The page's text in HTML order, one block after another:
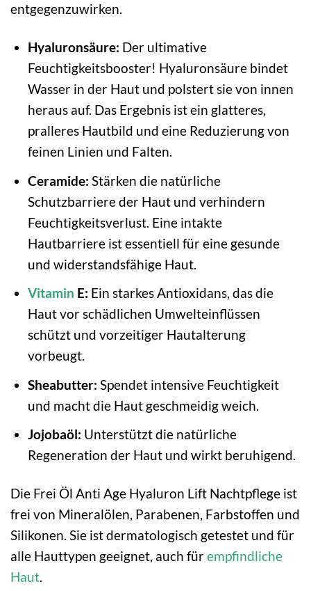
entgegenzuwirken.
Hyaluronsäure: Der ultimative
Feuchtigkeitsbooster! Hyaluronsäure bindet
Wasser in der Haut und polstert sie von innen
heraus auf. Das Ergebnis ist ein glatteres,
pralleres Hautbild und eine Reduzierung von
feinen Linien und Falten.
Ceramide: Stärken die natürliche
Schutzbarriere der Haut und verhindern
Feuchtigkeitsverlust. Eine intakte
Hautbarriere ist essentiell für eine gesunde
und widerstandsfähige Haut.
Vitamin E: Ein starkes Antioxidans, das die
Haut vor schädlichen Umwelteinflüssen
schützt und vorzeitiger Hautalterung
vorbeugt.
Sheabutter: Spendet intensive Feuchtigkeit
und macht die Haut geschmeidig weich.
Jojobaöl: Unterstützt die natürliche
Regeneration der Haut und wirkt beruhigend.
Die Frei Öl Anti Age Hyaluron Lift Nachtpflege ist
frei von Mineralölen, Parabenen, Farbstoffen und
Silikonen. Sie ist dermatologisch getestet und für
alle Hauttypen geeignet, auch fürempfindliche
Haut.